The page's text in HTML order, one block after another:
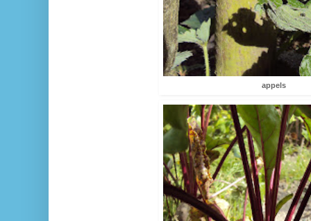
appels